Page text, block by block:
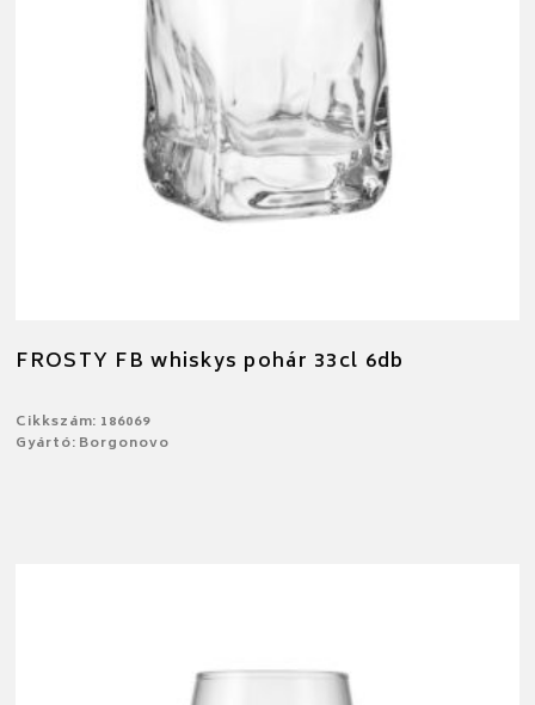
FROSTY FB whiskys pohár 33cl 6db
Cikkszám: 186069
Gyártó: Borgonovo